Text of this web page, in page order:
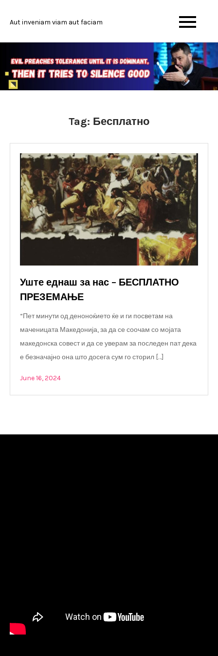
Aut inveniam viam aut faciam
Tag: Бесплатно
Уште еднаш за нас – БЕСПЛАТНО
ПРЕЗЕМАЊЕ
“Пет минути од деноноќието ќе и ги посветам на
маченицата Македонија, за да се соочам со мојата
македонска совест и да се уверам за последен пат дека
е безначајно она што досега сум го сторил […]
June 16, 2024